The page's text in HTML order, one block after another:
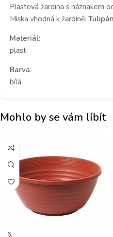
Plastová žardina s náznakem
Miska vhodná k žardině:
Materiál:
plast
Barva:
bílá
Mohlo by se vám líbít